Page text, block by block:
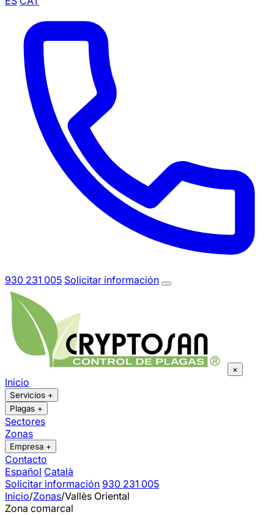
930 231 005 Solicitar información
×
Inicio
Servicios +
Plagas +
Sectores
Zonas
Empresa +
Contacto
Español Català
Solicitar información 930 231 005
Inicio/Zonas/Vallès Oriental
Zona comarcal